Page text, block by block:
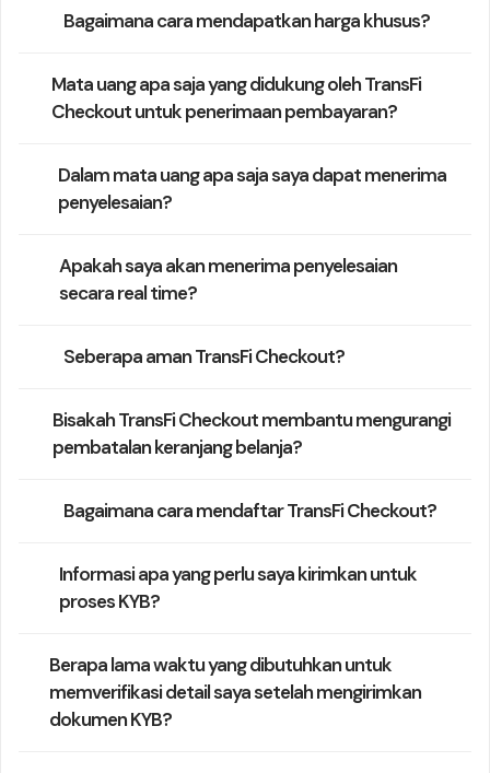
Bagaimana cara mendapatkan harga khusus?
Mata uang apa saja yang didukung oleh TransFi
Checkout untuk penerimaan pembayaran?
Dalam mata uang apa saja saya dapat menerima
penyelesaian?
Apakah saya akan menerima penyelesaian
secara real time?
Seberapa aman TransFi Checkout?
Bisakah TransFi Checkout membantu mengurangi
pembatalan keranjang belanja?
Bagaimana cara mendaftar TransFi Checkout?
Informasi apa yang perlu saya kirimkan untuk
proses KYB?
Berapa lama waktu yang dibutuhkan untuk
memverifikasi detail saya setelah mengirimkan
dokumen KYB?